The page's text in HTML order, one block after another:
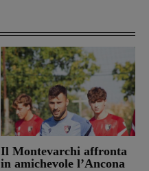
Il Montevarchi affronta
in amichevole l’Ancona